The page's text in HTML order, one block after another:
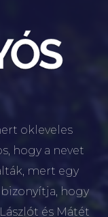
okleveles
hogy a nevet
mert egy
hogy
és Mátét